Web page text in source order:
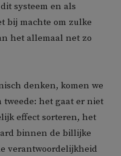
systeem en als
bij machte om zulke
het allemaal net zo
denken, komen we
tweede: het gaat er niet
effect sorteren, het
binnen de billijke
verantwoordelijkheid